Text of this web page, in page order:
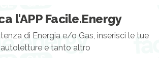
l'APP Facile.Energy
di Energia e/o Gas, inserisci le tue
autoletture e tanto altro